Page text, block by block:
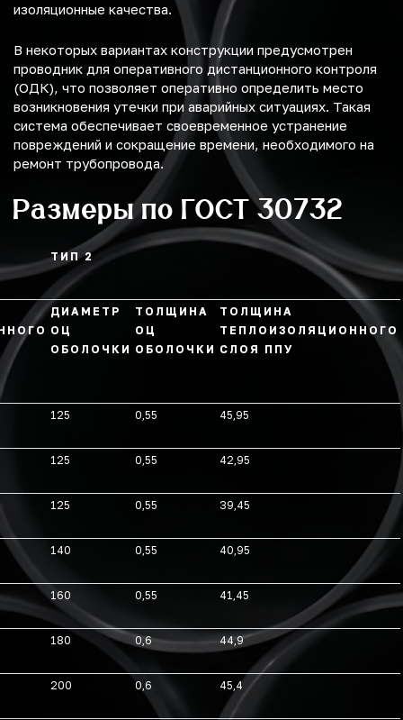
изоляционные качества.
В некоторых вариантах конструкции предусмотрен
проводник для оперативного дистанционного контроля
(ОДК), что позволяет оперативно определить место
возникновения утечки при аварийных ситуациях. Такая
система обеспечивает своевременное устранение
повреждений и сокращение времени, необходимого на
ремонт трубопровода.
Размеры по ГОСТ 30732
ТИП 2
ДИАМЕТР
ОЦ
ОБОЛОЧКИ
ТОЛЩИНА
ОЦ
ОБОЛОЧКИ
ТОЛЩИНА
ТЕПЛОИЗОЛЯЦИОННОГО
СЛОЯ ППУ
125 0,55 45,95
125 0,55 42,95
125 0,55 39,45
140 0,55 40,95
160 0,55 41,45
180 0,6 44,9
200 0,6 45,4